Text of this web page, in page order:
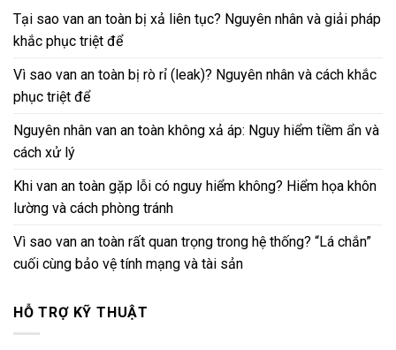
Tại sao van an toàn bị xả liên tục? Nguyên nhân và giải pháp
khắc phục triệt để
Vì sao van an toàn bị rò rỉ (leak)? Nguyên nhân và cách khắc
phục triệt để
Nguyên nhân van an toàn không xả áp: Nguy hiểm tiềm ẩn và
cách xử lý
Khi van an toàn gặp lỗi có nguy hiểm không? Hiểm họa khôn
lường và cách phòng tránh
Vì sao van an toàn rất quan trọng trong hệ thống? “Lá chắn”
cuối cùng bảo vệ tính mạng và tài sản
HỖ TRỢ KỸ THUẬT